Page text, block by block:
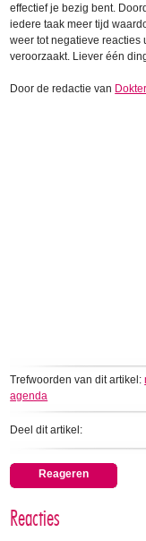
effectief je bezig bent.
iedere taak meer tijd
weer tot negatieve
veroorzaakt. Liever één
Door de redactie van
Trefwoorden van dit artikel:
agenda
Deel dit artikel:
Reageren
Reacties